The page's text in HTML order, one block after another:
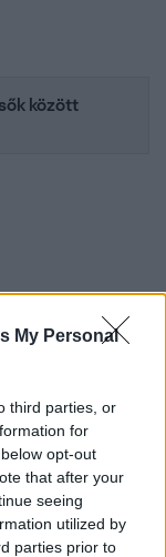
My Personal
third parties, or
for
opt-out
that after your
seeing
utilized by
parties prior to
között
hírekről a